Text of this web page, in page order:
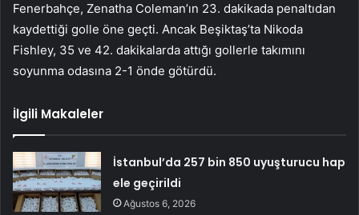
Fenerbahçe, Zenatha Coleman’ın 23. dakikada penaltıdan
kaydettiği golle öne geçti. Ancak Beşiktaş’ta Nikoda
Fishley, 35 ve 42. dakikalarda attığı gollerle takımını
soyunma odasına 2-1 önde götürdü.
İlgili Makaleler
İstanbul’da 257 bin 850 uyuşturucu hap
ele geçirildi
Ağustos 6, 2026